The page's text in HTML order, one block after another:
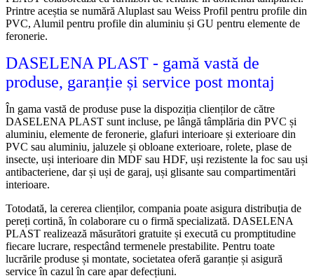
Printre aceștia se numără Aluplast sau Weiss Profil pentru profile din
PVC, Alumil pentru profile din aluminiu și GU pentru elemente de
feronerie.
DASELENA PLAST - gamă vastă de
produse, garanție și service post montaj
În gama vastă de produse puse la dispoziția clienților de către
DASELENA PLAST sunt incluse, pe lângă tâmplăria din PVC și
aluminiu, elemente de feronerie, glafuri interioare și exterioare din
PVC sau aluminiu, jaluzele și obloane exterioare, rolete, plase de
insecte, uși interioare din MDF sau HDF, uși rezistente la foc sau uși
antibacteriene, dar și uși de garaj, uși glisante sau compartimentări
interioare.
Totodată, la cererea clienților, compania poate asigura distribuția de
pereți cortină, în colaborare cu o firmă specializată. DASELENA
PLAST realizează măsurători gratuite și execută cu promptitudine
fiecare lucrare, respectând termenele prestabilite. Pentru toate
lucrările produse și montate, societatea oferă garanție și asigură
service în cazul în care apar defecțiuni.